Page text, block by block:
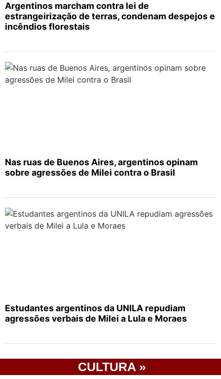
Argentinos marcham contra lei de
estrangeirização de terras, condenam despejos e
incêndios florestais
Nas ruas de Buenos Aires, argentinos opinam
sobre agressões de Milei contra o Brasil
Estudantes argentinos da UNILA repudiam
agressões verbais de Milei a Lula e Moraes
CULTURA »